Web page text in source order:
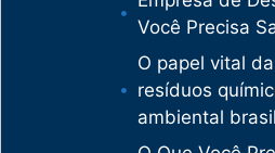
Você Precisa
O papel vital
resíduos
ambiental